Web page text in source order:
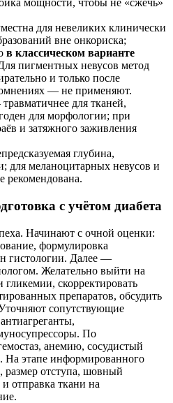
мощности, чтобы не «сжечь»
для невеликих клинически
вне онкориска;
в классическом варианте
пигментных невусов метод
и только после
— не применяют.
для тканей,
для морфологии; при
и затяжного заживления
глубина,
для меланоцитарных невусов и
рекомендована.
с учётом диабета
Начинают с очной оценки:
формулировка
гистологии. Далее —
Желательно выйти на
скорректировать
препаратов, обсудить
сопутствующие
По
анемию, сосудистый
На этапе информированного
размер отступа, шовный
отправка ткани на